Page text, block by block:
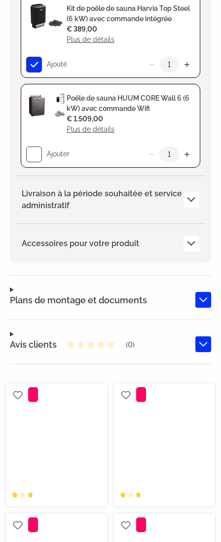
Kit de poêle de sauna Harvia Top Steel
(6 kW) avec commande intégrée
Plus de détails
€ 389,00
Ajouté
Poêle de sauna HUUM CORE Wall 6 (6
kW) avec commande Wifi
Plus de détails
€ 1.509,00
Ajouter
Livraison à la période souhaitée et service
administratif
Accessoires pour votre produit
Plans de montage et documents
Avis clients
(0)